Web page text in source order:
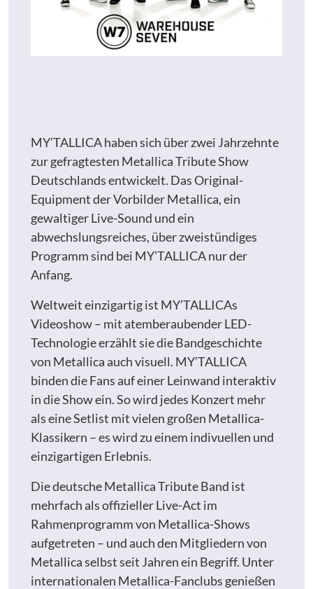
MY’TALLICA haben sich über zwei Jahrzehnte
zur gefragtesten Metallica Tribute Show
Deutschlands entwickelt. Das Original-
Equipment der Vorbilder Metallica, ein
gewaltiger Live-Sound und ein
abwechslungsreiches, über zweistündiges
Programm sind bei MY’TALLICA nur der
Anfang.
Weltweit einzigartig ist MY’TALLICAs
Videoshow – mit atemberaubender LED-
Technologie erzählt sie die Bandgeschichte
von Metallica auch visuell. MY’TALLICA
binden die Fans auf einer Leinwand interaktiv
in die Show ein. So wird jedes Konzert mehr
als eine Setlist mit vielen großen Metallica-
Klassikern – es wird zu einem indivuellen und
einzigartigen Erlebnis.
Die deutsche Metallica Tribute Band ist
mehrfach als offizieller Live-Act im
Rahmenprogramm von Metallica-Shows
aufgetreten – und auch den Mitgliedern von
Metallica selbst seit Jahren ein Begriff. Unter
internationalen Metallica-Fanclubs genießen